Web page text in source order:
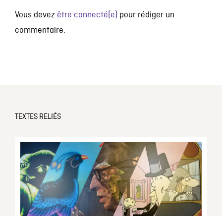
Vous devez être connecté(e) pour rédiger un
commentaire.
TEXTES RELIÉS